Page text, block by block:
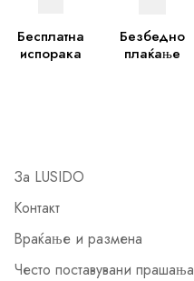
Бесплатна
испорака
Безбедно
плаќање
За LUSIDO
Контакт
Враќање и размена
Често поставувани прашања